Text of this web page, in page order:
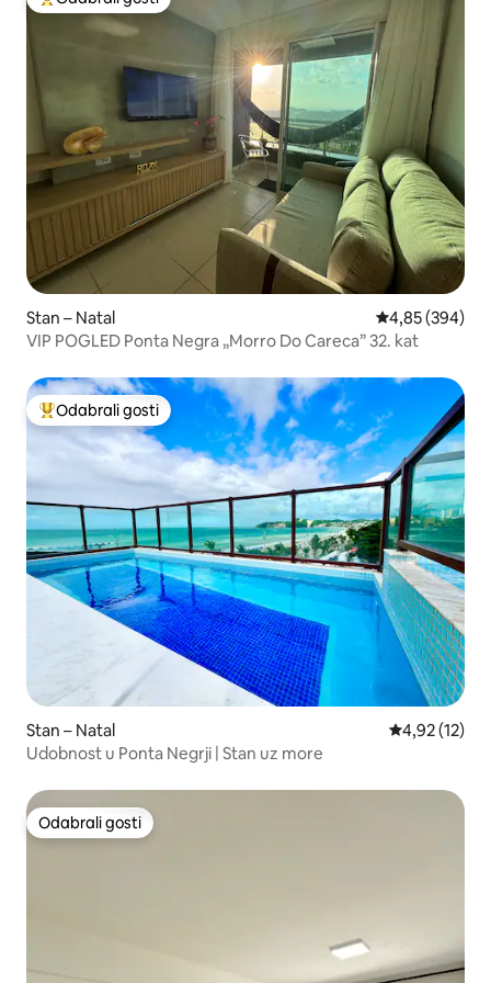
Među najviše rangiranima s oznakom „Odabrali gosti”
Stan – Natal Prosječna
4,85 (394)
VIP POGLED Ponta Negra „Morro Do Careca” 32. kat
Među najviše rangiranima s oznakom „Odabrali gosti”
Odabrali gosti
Stan – Natal Prosječna
4,92 (12)
Udobnost u Ponta Negrji | Stan uz more
Odabrali gosti
Odabrali gosti